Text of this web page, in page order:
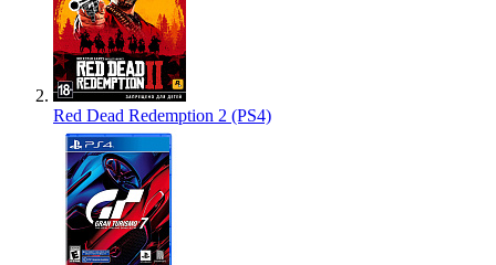
Red Dead Redemption 2 (PS4)